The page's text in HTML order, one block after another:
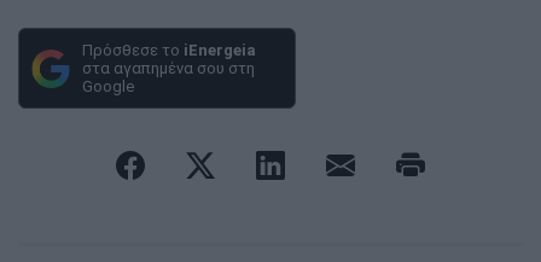
Πρόσθεσε το iEnergeia
στα αγαπημένα σου στη
Google